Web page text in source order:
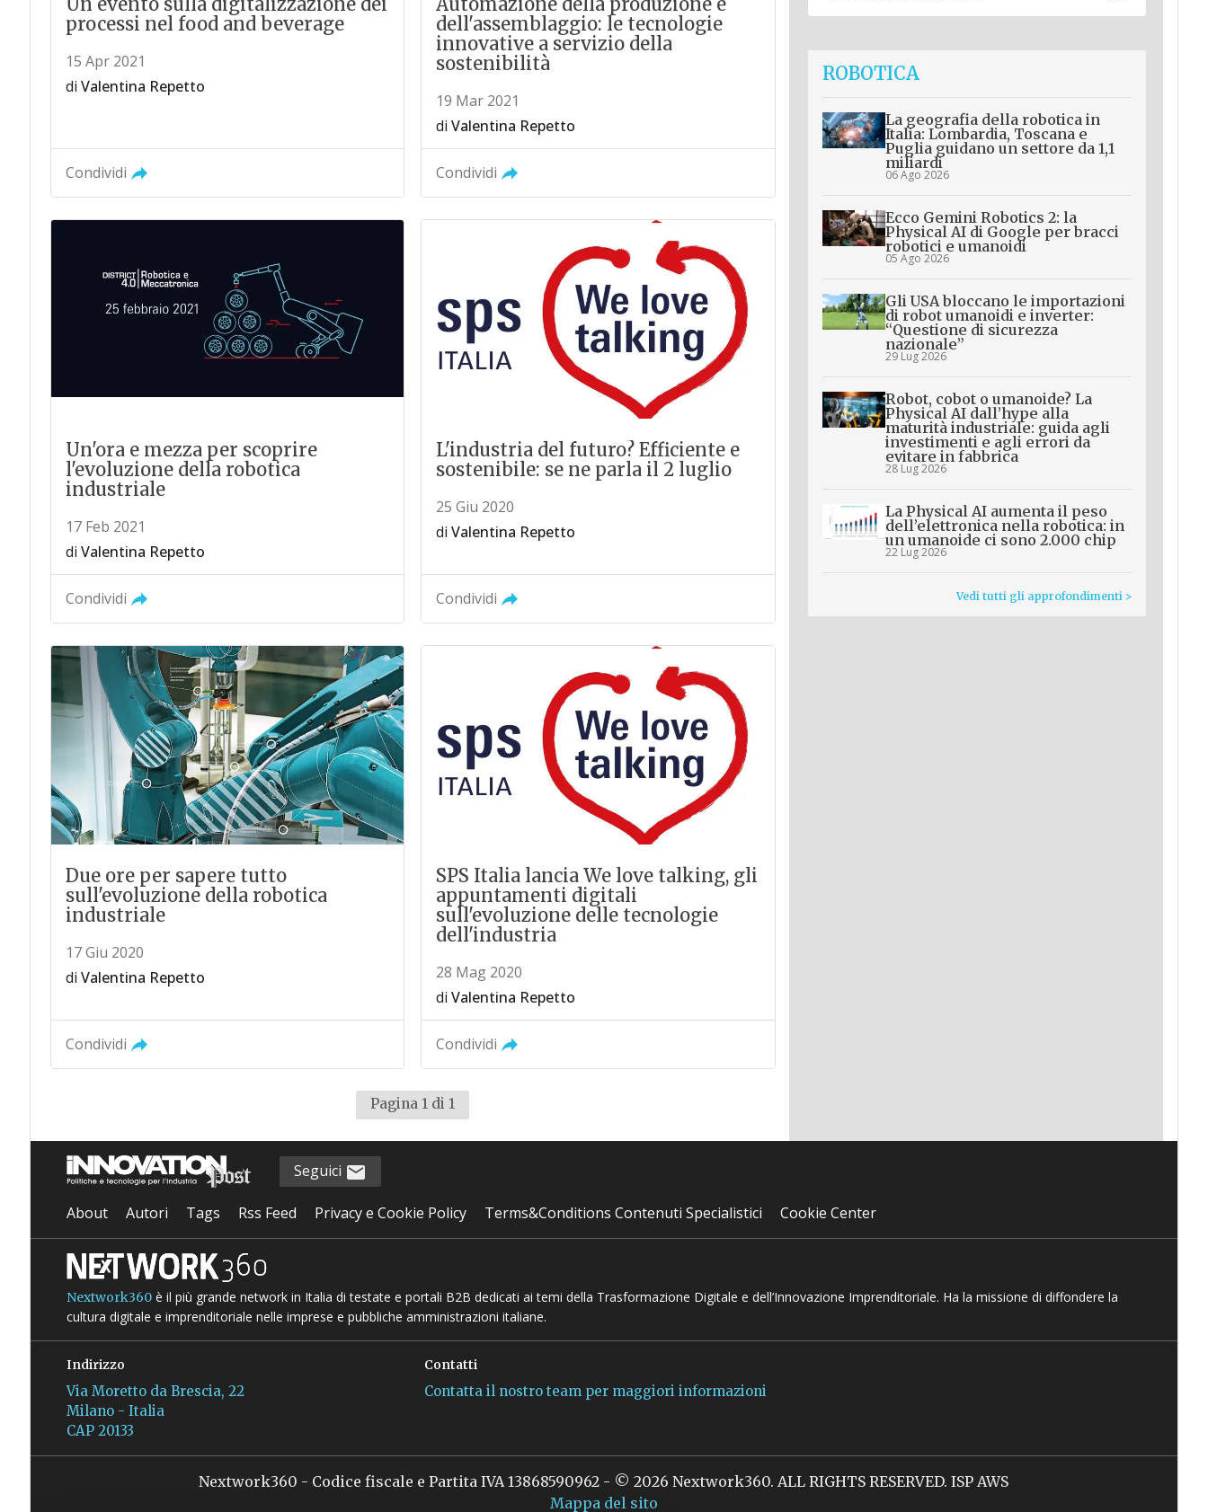
processi nel food and beverage
15 Apr 2021
di Valentina Repetto
Condividi
dell'assemblaggio: le tecnologie
innovative a servizio della
sostenibilità
19 Mar 2021
diValentina Repetto
Condividi
Un'ora e mezza per scoprire
l'evoluzione della robotica
industriale
17 Feb 2021
di Valentina Repetto
Condividi
L'industria del futuro? Efficiente e
sostenibile: se ne parla il 2 luglio
25 Giu 2020
diValentina Repetto
Condividi
Due ore per sapere tutto
sull'evoluzione della robotica
industriale
17 Giu 2020
di Valentina Repetto
Condividi
SPS Italia lancia We love talking, gli
appuntamenti digitali
sull'evoluzione delle tecnologie
dell'industria
28 Mag 2020
diValentina Repetto
Condividi
Pagina 1 di 1
ROBOTICA
La geografia della robotica in
Italia: Lombardia, Toscana e
Puglia guidano un settore da 1,1
miliardi
06 Ago 2026
Ecco Gemini Robotics 2: la
Physical AI di Google per bracci
robotici e umanoidi
05 Ago 2026
Gli USA bloccano le importazioni
di robot umanoidi e inverter:
“Questione di sicurezza
nazionale”
29 Lug 2026
Robot, cobot o umanoide? La
Physical AI dall’hype alla
maturità industriale: guida agli
investimenti e agli errori da
evitare in fabbrica
28 Lug 2026
La Physical AI aumenta il peso
dell’elettronica nella robotica: in
un umanoide ci sono 2.000 chip
22 Lug 2026
Vedi tutti gli approfondimenti >
Seguici
About Autori Tags Rss Feed Privacy e Cookie Policy Terms&Conditions Contenuti Specialistici Cookie Center
Nextwork360è il più grande network in Italia di testate e portali B2B dedicati ai temi della Trasformazione Digitale e dell’Innovazione Imprenditoriale. Ha la missione di diffondere la
cultura digitale e imprenditoriale nelle imprese e pubbliche amministrazioni italiane.
Indirizzo
Via Moretto da Brescia, 22
Milano - Italia
CAP 20133
Contatti
Contatta il nostro team per maggiori informazioni
Nextwork360 - Codice fiscale e Partita IVA 13868590962 - © 2026 Nextwork360. ALL RIGHTS RESERVED. ISP AWS
Mappa del sito